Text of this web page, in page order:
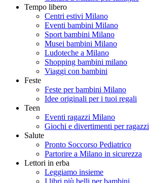
Tempo libero
Centri estivi Milano
Eventi bambini Milano
Sport bambini Milano
Musei bambini Milano
Ludoteche a Milano
Shopping bambini milano
Viaggi con bambini
Feste
Feste per bambini Milano
Idee originali per i tuoi regali
Teen
Eventi ragazzi Milano
Giochi e divertimenti per ragazzi
Salute
Pronto Soccorso Pediatrico
Partorire a Milano in sicurezza
Lettori in erba
Leggiamo insieme
I libri più belli per bambini